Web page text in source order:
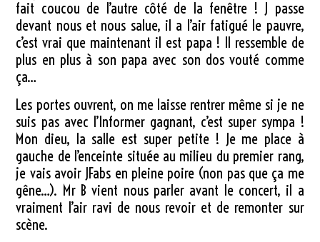
fait coucou de l’autre côté de la fenêtre ! J passe
devant nous et nous salue, il a l’air fatigué le pauvre,
c’est vrai que maintenant il est papa ! Il ressemble de
plus en plus à son papa avec son dos vouté comme
ça…
Les portes ouvrent, on me laisse rentrer même si je ne
suis pas avec l’Informer gagnant, c’est super sympa !
Mon dieu, la salle est super petite ! Je me place à
gauche de l’enceinte située au milieu du premier rang,
je vais avoir JFabs en pleine poire (non pas que ça me
gêne…). Mr B vient nous parler avant le concert, il a
vraiment l’air ravi de nous revoir et de remonter sur
scène.